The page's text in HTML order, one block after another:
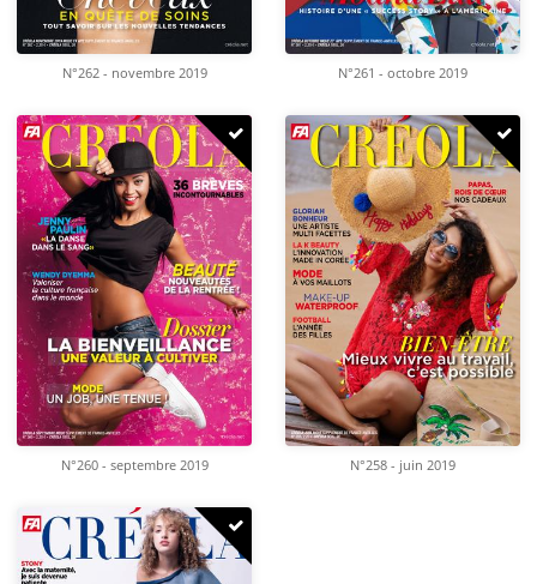
N°262 - novembre 2019 N°261 - octobre 2019
N°260 - septembre 2019 N°258 - juin 2019